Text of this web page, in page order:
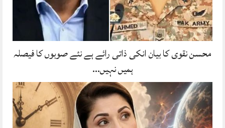
محسن نقوی کا بیان انکی ذاتی رائے ہے نئے صوبوں کا فیصلہ
ہمیں نہیں…